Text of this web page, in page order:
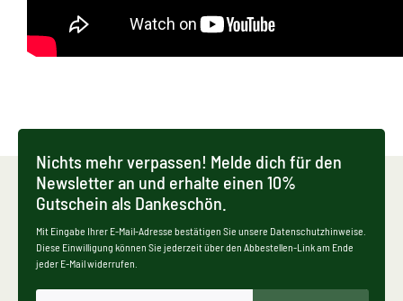
Nichts mehr verpassen! Melde dich für den
Newsletter an und erhalte einen 10%
Gutschein als Dankeschön.
Mit Eingabe Ihrer E-Mail-Adresse bestätigen Sie unsere Datenschutzhinweise.
Diese Einwilligung können Sie jederzeit über den Abbestellen-Link am Ende
jeder E-Mail widerrufen.